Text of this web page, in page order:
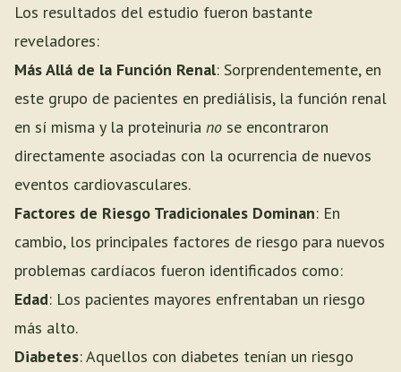
Los resultados del estudio fueron bastante
reveladores:
Más Allá de la Función Renal: Sorprendentemente, en
este grupo de pacientes en prediálisis, la función renal
en sí misma y la proteinuria no se encontraron
directamente asociadas con la ocurrencia de nuevos
eventos cardiovasculares.
Factores de Riesgo Tradicionales Dominan: En
cambio, los principales factores de riesgo para nuevos
problemas cardíacos fueron identificados como:
Edad: Los pacientes mayores enfrentaban un riesgo
más alto.
Diabetes: Aquellos con diabetes tenían un riesgo